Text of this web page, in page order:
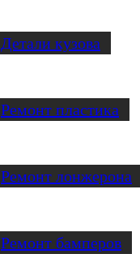
Детали кузова
Ремонт пластика
Ремонт лонжерона
Ремонт бамперов